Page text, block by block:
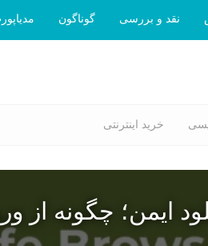
نقد و بررسی گوناگون
خرید اینترنتی
ایمن؛ چگونه از